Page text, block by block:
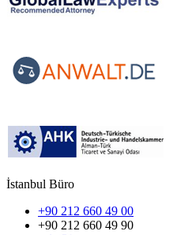
İstanbul Büro
+90 212 660 49 00
+90 212 660 49 90